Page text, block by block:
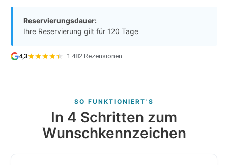
Reservierungsdauer:
Ihre Reservierung gilt für 120 Tage
4,3 · 1.482 Rezensionen
SO FUNKTIONIERT'S
In 4 Schritten zum
Wunschkennzeichen